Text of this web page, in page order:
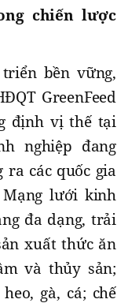
chiến lược
bền vững,
GreenFeed
định vị thế tại
nghiệp đang
các quốc gia
lưới kinh
đa dạng, trải
xuất thức ăn
và thủy sản;
gà, cá; chế